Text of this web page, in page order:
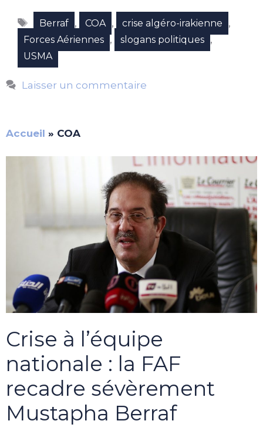
Étiquettes
Berraf , COA , crise algéro-irakienne ,
Forces Aériennes , slogans politiques ,
USMA
Laisser un commentaire
Accueil » COA
Crise à l’équipe
nationale : la FAF
recadre sévèrement
Mustapha Berraf